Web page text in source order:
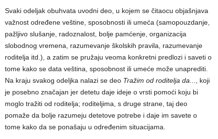
Svaki odeljak obuhvata uvodni deo, u kojem se čitaocu objašnjava
važnost određene veštine, sposobnosti ili umeća (samopouzdanje,
pažljivo slušanje, radoznalost, bolje pamćenje, organizacija
slobodnog vremena, razumevanje školskih pravila, razumevanje
roditelja itd.), a zatim se pružaju veoma konkretni predlozi i saveti o
tome kako se data veština, sposobnost ili umeće može unaprediti.
Na kraju svakog odeljka nalazi se deo Tražim od roditelja da..
., koji
je posebno značajan jer detetu daje ideje o vrsti pomoći koju bi
moglo tražiti od roditelja; roditeljima, s druge strane, taj deo
pomaže da bolje razumeju detetove potrebe i daje im savete o
tome kako da se ponašaju u određenim situacijama.